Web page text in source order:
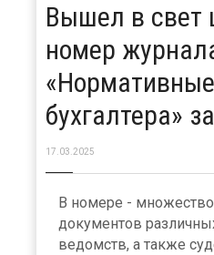
Вышел в свет
номер
бухгалтера»
17.03.2025
В номере -
документов
ведомств, а также